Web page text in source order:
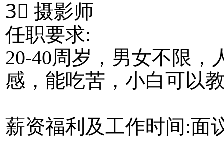
3⃣ 摄影师
任职要求:
20-40周岁，男女不限
感，能吃苦，小白可以
薪资福利及工作时间:面